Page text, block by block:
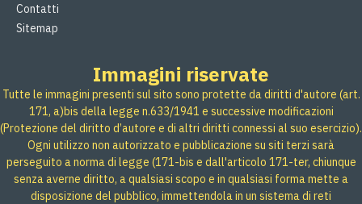
Contatti
Sitemap
Immagini riservate
Tutte le immagini presenti sul sito sono protette da diritti d'autore (art.
171, a)bis della legge n.633/1941 e successive modificazioni
(Protezione del diritto d’autore e di altri diritti connessi al suo esercizio).
Ogni utilizzo non autorizzato e pubblicazione su siti terzi sarà
perseguito a norma di legge (171-bis e dall'articolo 171-ter, chiunque
senza averne diritto, a qualsiasi scopo e in qualsiasi forma mette a
disposizione del pubblico, immettendola in un sistema di reti